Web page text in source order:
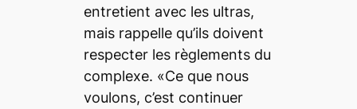
entretient avec les ultras,
mais rappelle qu’ils doivent
respecter les règlements du
complexe. «Ce que nous
voulons, c’est continuer